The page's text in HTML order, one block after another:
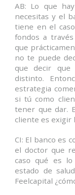
AB: Lo que
necesitas y el
tiene en el
fondos a
que
no te puede
que decir que
distinto.
estrategia
si tú como
tener que dar.
cliente es exigir
CI: El banco es
el doctor que
caso qué es
estado de
Feelcapital